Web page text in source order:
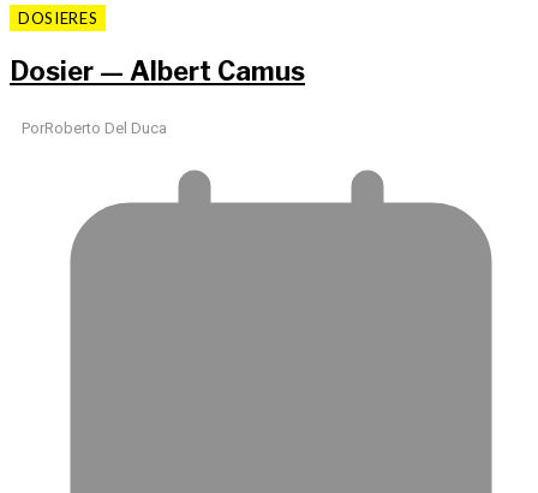
DOSIERES
Dosier — Albert Camus
PorRoberto Del Duca